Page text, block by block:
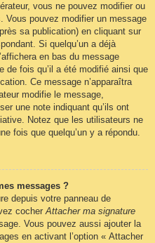
vous ne pouvez modifier ou
Vous pouvez modifier un message
sa publication) en cliquant sur
Si quelqu’un a déjà
en bas du message
de fois qu’il a été modifié ainsi que
Ce message n’apparaîtra
modifie le message,
une note indiquant qu’ils ont
Notez que les utilisateurs ne
fois que quelqu’un y a répondu.
messages ?
depuis votre panneau de
cocherAttacher ma signature
Vous pouvez aussi ajouter la
en activant l’option « Attacher